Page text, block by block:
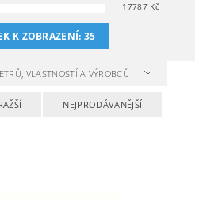
17787Kč
K ZOBRAZENÍ:35
VLASTNOSTÍ A VÝROBCŮ
NEJPRODÁVANĚJŠÍ